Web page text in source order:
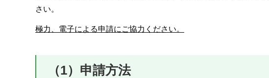
さい。
極力、電子による申請にご協力ください。
（1）申請方法